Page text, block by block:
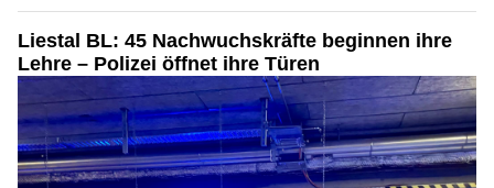
Liestal BL: 45 Nachwuchskräfte beginnen ihre
Lehre – Polizei öffnet ihre Türen